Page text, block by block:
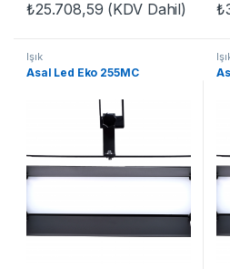
₺25.708,59 (KDV Dahil) ₺
Işık
Asal Led Eko 255MC